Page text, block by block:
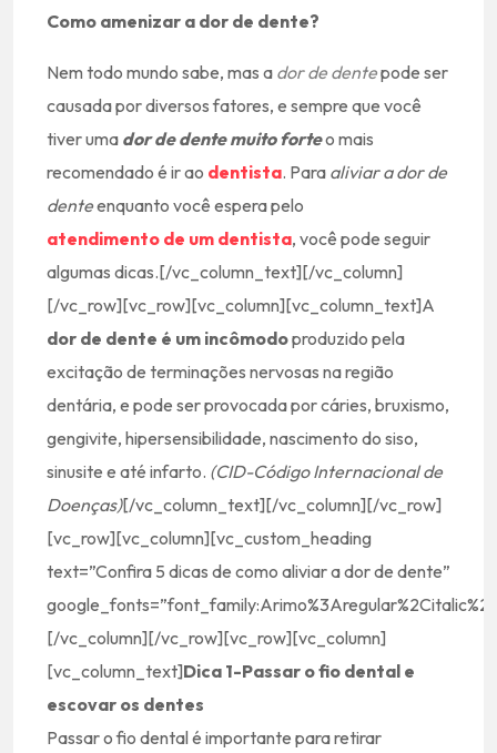
Como amenizar a dor de dente?
Nem todo mundo sabe, mas a dor de dentepode ser
causada por diversos fatores, e sempre que você
tiver uma dor de dente muito forteo mais
recomendado é ir ao dentista. Para aliviar a dor de
denteenquanto você espera pelo
atendimento de um dentista, você pode seguir
algumas dicas.[/vc_column_text][/vc_column]
[/vc_row][vc_row][vc_column][vc_column_text]A
dor de dente é um incômodoproduzido pela
excitação de terminações nervosas na região
dentária, e pode ser provocada por cáries, bruxismo,
gengivite, hipersensibilidade, nascimento do siso,
sinusite e até infarto. (CID-Código Internacional de
Doenças)[/vc_column_text][/vc_column][/vc_row]
[vc_row][vc_column][vc_custom_heading
text=”Confira 5 dicas de como aliviar a dor de dente”
[/vc_column][/vc_row][vc_row][vc_column]
[vc_column_text]Dica 1-Passar o fio dental e
escovar os dentes
Passar o fio dental é importante para retirar